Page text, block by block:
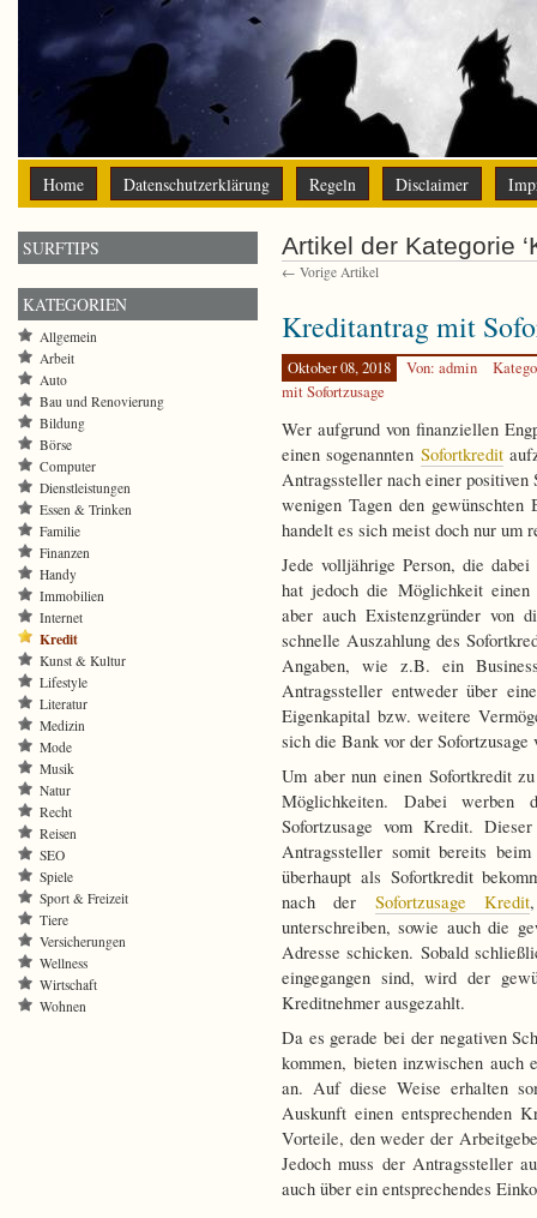
Home Datenschutzerklärung Regeln Disclaimer
Artikel der Kategorie
← Vorige Artikel
Kreditantrag mit
Oktober 08, 2018 Von: admin
mit Sofortzusage
Wer aufgrund von finanziellen
einen sogenannten Sofortkredit
Antragssteller nach einer positiven
wenigen Tagen den
handelt es sich meist doch nur um
Jede volljährige Person, die
hat jedoch die Möglichkeit einen
aber auch Existenzgründer von
schnelle Auszahlung des
Angaben, wie z.B. ein
Antragssteller entweder über
Eigenkapital bzw. weitere
sich die Bank vor der
Um aber nun einen Sofortkredit
Möglichkeiten. Dabei
Sofortzusage vom Kredit.
Antragssteller somit bereits
überhaupt als Sofortkredit
nach der Sofortzusage Kredit
unterschreiben, sowie auch die
Adresse schicken. Sobald
eingegangen sind, wird der
Kreditnehmer ausgezahlt.
Da es gerade bei der negativen
kommen, bieten inzwischen auch
an. Auf diese Weise erhalten
Auskunft einen entsprechenden
Vorteile, den weder der
Jedoch muss der Antragssteller
auch über ein entsprechendes
SURFTIPS
KATEGORIEN
Allgemein
Arbeit
Auto
Bau und Renovierung
Bildung
Börse
Computer
Dienstleistungen
Essen & Trinken
Familie
Finanzen
Handy
Immobilien
Internet
Kredit
Kunst & Kultur
Lifestyle
Literatur
Medizin
Mode
Musik
Natur
Recht
Reisen
SEO
Spiele
Sport & Freizeit
Tiere
Versicherungen
Wellness
Wirtschaft
Wohnen